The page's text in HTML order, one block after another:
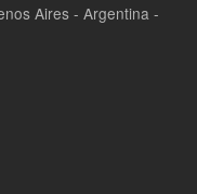
Aires - Argentina -